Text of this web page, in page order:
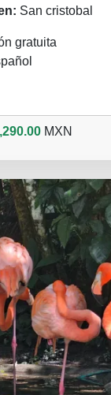
San cristobal
gratuita
MXN